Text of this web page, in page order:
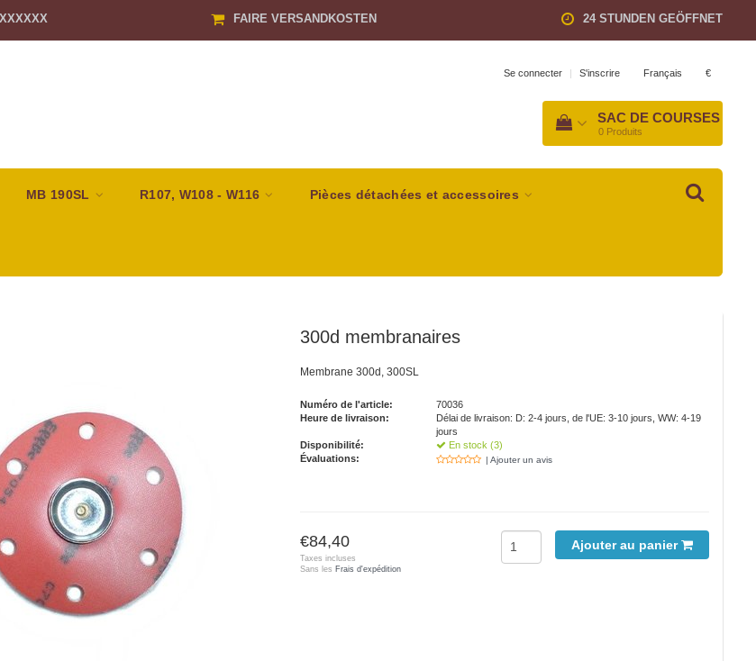
FAIRE VERSANDKOSTEN 24 STUNDEN GEÖFFNET
Se connecter | S'inscrire Français €
SAC DE COURSES
0 Produits
MB 190SL R107, W108 - W116 Pièces détachées et accessoires
300d membranaires
Membrane 300d, 300SL
Numéro de l'article:
70036
Heure de livraison:
Délai de livraison: D: 2-4 jours, de l'UE: 3-10 jours, WW: 4-19
jours
Disponibilité:
En stock (3)
Évaluations:
| Ajouter un avis
€84,40
Taxes incluses
Sans les Frais d'expédition
Ajouter au panier